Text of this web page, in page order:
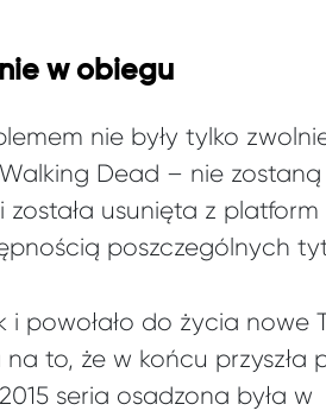
w obiegu
nie były tylko
Dead – nie zostaną
usunięta z platform
poszczególnych
powołało do życia nowe
to, że w końcu przyszła
seria osadzona była w